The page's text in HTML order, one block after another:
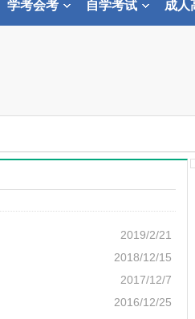
学考会考 自学考试 成人
2019/2/21
2018/12/15
2017/12/7
2016/12/25